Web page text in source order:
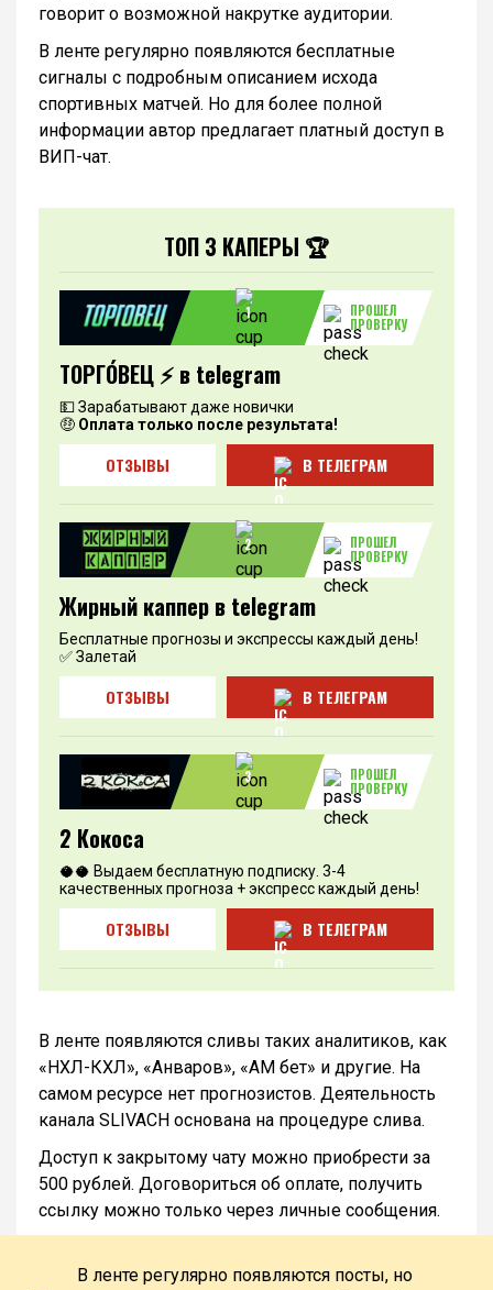
говорит о возможной накрутке аудитории.
В ленте регулярно появляются бесплатные
сигналы с подробным описанием исхода
спортивных матчей. Но для более полной
информации автор предлагает платный доступ в
ВИП-чат.
ТОП 3 КАПЕРЫ 🏆
1
ПРОШЕЛ
ПРОВЕРКУ
ТОРГО́ВЕЦ ⚡️ в telegram
💵 Зарабатывают даже новички
🤑 Оплата только после результата!
ОТЗЫВЫ В ТЕЛЕГРАМ
2
ПРОШЕЛ
ПРОВЕРКУ
Жирный каппер в telegram
Бесплатные прогнозы и экспрессы каждый день!
✅ Залетай
ОТЗЫВЫ В ТЕЛЕГРАМ
3
ПРОШЕЛ
ПРОВЕРКУ
2 Кокоса
🥥🥥 Выдаем бесплатную подписку. 3-4
качественных прогноза + экспресс каждый день!
ОТЗЫВЫ В ТЕЛЕГРАМ
В ленте появляются сливы таких аналитиков, как
«НХЛ-КХЛ», «Анваров», «АМ бет» и другие. На
самом ресурсе нет прогнозистов. Деятельность
канала SLIVACH основана на процедуре слива.
Доступ к закрытому чату можно приобрести за
500 рублей. Договориться об оплате, получить
ссылку можно только через личные сообщения.
В ленте регулярно появляются посты, но